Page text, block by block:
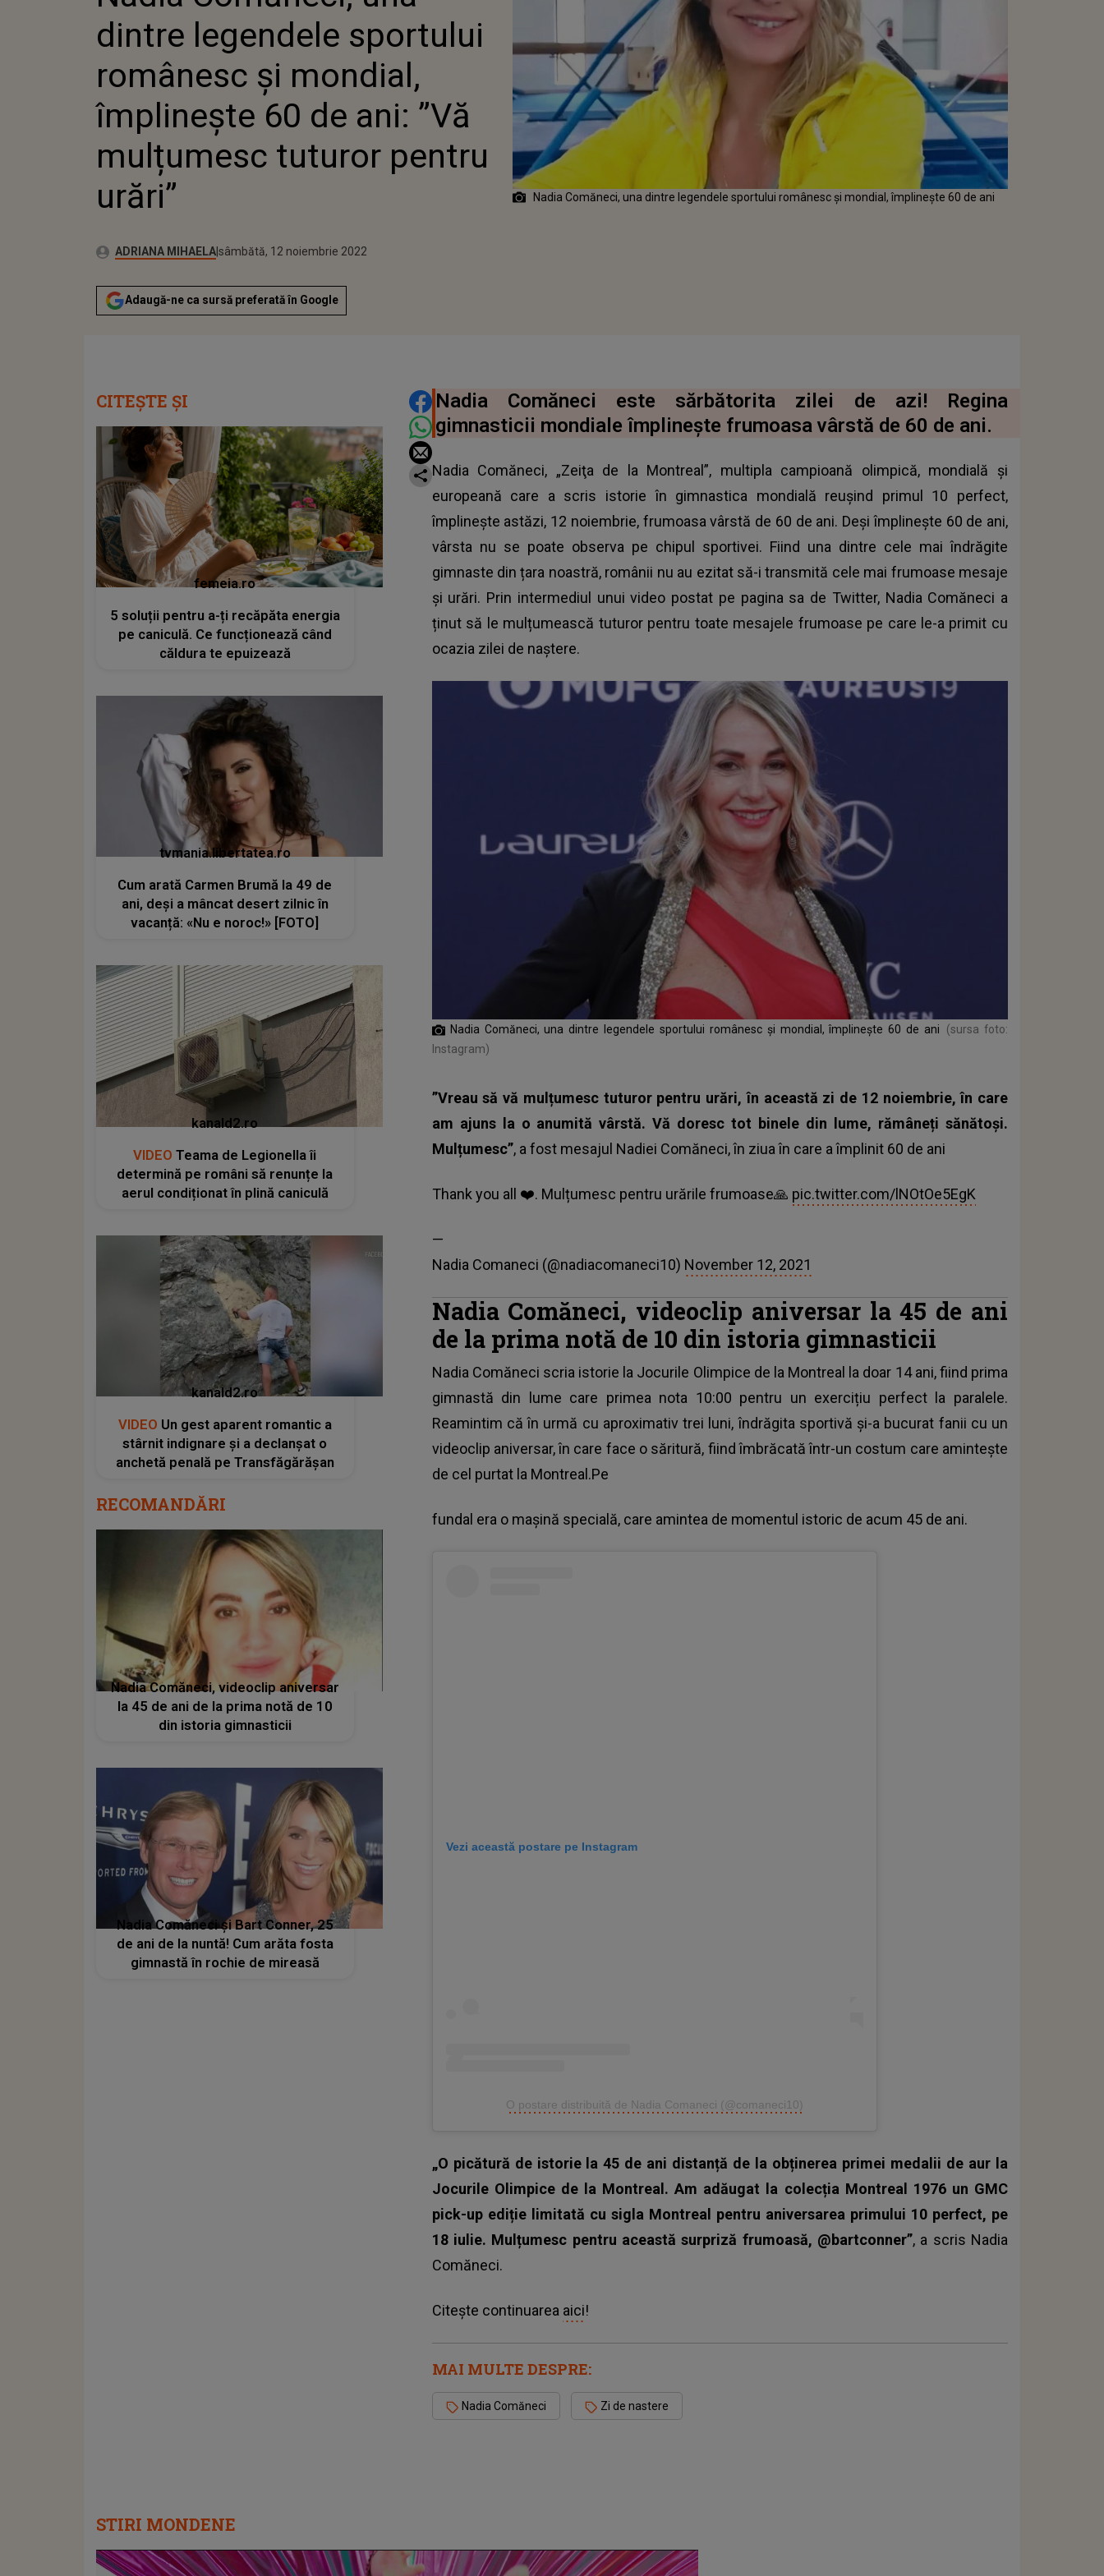
ÎMPLINEȘTE 60 DE ANI: ”VĂ
MULȚUMESC TUTUROR
PENTRU URĂRI”
dintre legendele sportului
românesc și mondial,
împlinește 60 de ani: ”Vă
mulțumesc tuturor pentru
urări”
Autor:ADRIANA MIHAELAPublicat:
vineri, 12 noiembrie 2021
Actualizat:
sâmbătă, 12 noiembrie 2022
Adaugă-ne ca sursă preferată în Google
Nadia Comăneci, una dintre legendele sportului românesc și mondial, împlinește 60 de ani
DISTRIBUIE ARTICOLUL
Nadia Comăneci este sărbătorita zilei de azi! Regina
gimnasticii mondiale împlinește frumoasa vârstă de 60 de ani.
Nadia Comăneci, „Zeiţa de la Montreal”, multipla campioană olimpică, mondială şi
europeană care a scris istorie în gimnastica mondială reuşind primul 10 perfect,
împlinește astăzi, 12 noiembrie, frumoasa vârstă de 60 de ani. Deși împlinește 60 de ani,
vârsta nu se poate observa pe chipul sportivei. Fiind una dintre cele mai îndrăgite
gimnaste din țara noastră, românii nu au ezitat să-i transmită cele mai frumoase mesaje
și urări. Prin intermediul unui video postat pe pagina sa de Twitter, Nadia Comăneci a
ținut să le mulțumească tuturor pentru toate mesajele frumoase pe care le-a primit cu
ocazia zilei de naștere.
Nadia Comăneci, una dintre legendele sportului românesc și mondial, împlinește 60 de ani
(sursa foto:
Instagram)
”Vreau să vă mulțumesc tuturor pentru urări, în această zi de 12 noiembrie, în care
am ajuns la o anumită vârstă. Vă doresc tot binele din lume, rămâneți sănătoși.
Mulțumesc”, a fost mesajul Nadiei Comăneci, în ziua în care a împlinit 60 de ani
Thank you all ❤️. Mulțumesc pentru urările frumoase🙏 pic.twitter.com/lNOtOe5EgK
—
Nadia Comaneci (@nadiacomaneci10) November 12, 2021
Nadia Comăneci, videoclip aniversar la 45 de ani
de la prima notă de 10 din istoria gimnasticii
Nadia Comăneci scria istorie la Jocurile Olimpice de la Montreal la doar 14 ani, fiind prima
gimnastă din lume care primea nota 10:00 pentru un exercițiu perfect la paralele.
Reamintim că în urmă cu aproximativ trei luni, îndrăgita sportivă și-a bucurat fanii cu un
videoclip aniversar, în care face o săritură, fiind îmbrăcată într-un costum care amintește
de cel purtat la Montreal.Pe
fundal era o mașină specială, care amintea de momentul istoric de acum 45 de ani.
Vezi această postare pe Instagram
O postare distribuită de Nadia Comaneci (@comaneci10)
„O picătură de istorie la 45 de ani distanță de la obținerea primei medalii de aur la
Jocurile Olimpice de la Montreal. Am adăugat la colecția Montreal 1976 un GMC
pick-up ediție limitată cu sigla Montreal pentru aniversarea primului 10 perfect, pe
18 iulie. Mulțumesc pentru această surpriză frumoasă, @bartconner”, a scris Nadia
Comăneci.
Citește continuarea aici!
MAI MULTE DESPRE:
Nadia Comăneci Zi de nastere
CITEȘTE ȘI
femeia.ro
5 soluții pentru a-ți recăpăta energia
pe caniculă. Ce funcționează când
căldura te epuizează
tvmania.libertatea.ro
Cum arată Carmen Brumă la 49 de
ani, deși a mâncat desert zilnic în
vacanță: «Nu e noroc!» [FOTO]
kanald2.ro
VIDEO Teama de Legionella îi
determină pe români să renunțe la
aerul condiționat în plină caniculă
kanald2.ro
VIDEO Un gest aparent romantic a
stârnit indignare și a declanșat o
anchetă penală pe Transfăgărășan
RECOMANDĂRI
Nadia Comăneci, videoclip aniversar
la 45 de ani de la prima notă de 10
din istoria gimnasticii
Nadia Comăneci și Bart Conner, 25
de ani de la nuntă! Cum arăta fosta
gimnastă în rochie de mireasă
STIRI MONDENE